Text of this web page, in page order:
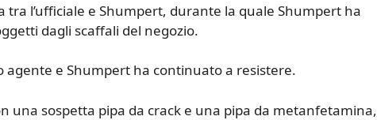
tra l’ufficiale e Shumpert, durante la quale Shumpert ha
dagli scaffali del negozio.
e Shumpert ha continuato a resistere.
una sospetta pipa da crack e una pipa da metanfetamina,